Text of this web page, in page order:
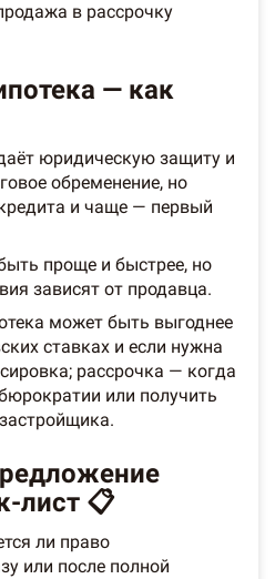
в рассрочку
— как
юридическую защиту и
обременение, но
и чаще — первый
проще и быстрее, но
зависят от продавца.
может быть выгоднее
ставках и если нужна
рассрочка — когда
или получить
лист 📋
ли право
или после полной